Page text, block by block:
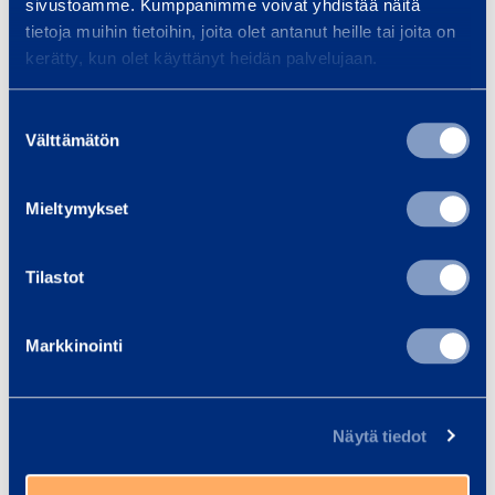
sivustoamme. Kumppanimme voivat yhdistää näitä
tietoja muihin tietoihin, joita olet antanut heille tai joita on
kerätty, kun olet käyttänyt heidän palvelujaan.
valinta
Välttämätön
Mieltymykset
Tilastot
Markkinointi
Näytä tiedot
l
l
n
l
Säkerhet
Dokument
F